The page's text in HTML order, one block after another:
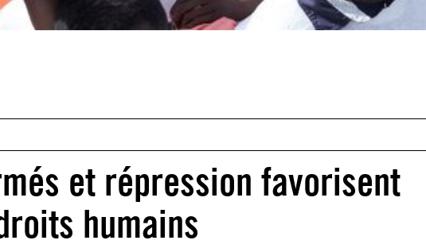
et répression favorisent
humains